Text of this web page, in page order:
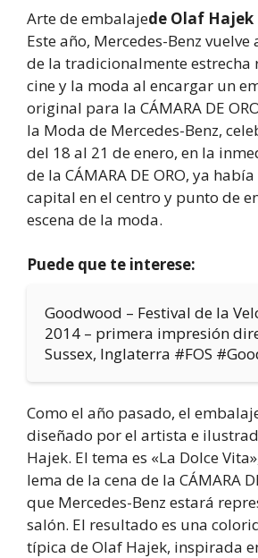
Arte de embalajede Olaf Hajek
Este año, Mercedes-Benz
de la tradicionalmente estrecha
cine y la moda al encargar un
original para la CÁMARA DE
la Moda de Mercedes-Benz,
del 18 al 21 de enero, en la
de la CÁMARA DE ORO, ya
capital en el centro y punto de
escena de la moda.
Puede que te interese:
Goodwood – Festival de la
2014 – primera impresión
Sussex, Inglaterra #FOS
Como el año pasado, el
diseñado por el artista e
Hajek. El tema es «La Dolce
lema de la cena de la CÁMARA
que Mercedes-Benz estará
salón. El resultado es una
típica de Olaf Hajek, inspirada